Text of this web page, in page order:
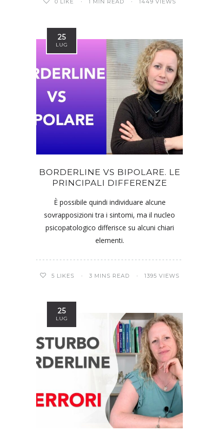
25
LUG
BORDERLINE VS BIPOLARE. LE
PRINCIPALI DIFFERENZE
È possibile quindi individuare alcune
sovrapposizioni tra i sintomi, ma il nucleo
psicopatologico differisce su alcuni chiari
elementi.
5 LIKES 3 MINS READ 1395 VIEWS
25
LUG